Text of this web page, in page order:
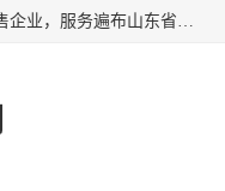
聊城市开发区正堂金属制品有限公司是一家专业的五金配件、钢管、法兰盘、冲压异型件加工等生成销售企业，服务遍布山东省聊城、济南、青岛、淄博、枣庄、东营烟台等地区，经营包括冲压法兰毛坯，冲压异型(形)件加工，热扩法兰毛坯，锻打法兰盘毛坯，法兰加强圈，环形锻件加工，版辊堵头毛坯，哑铃配重件等产品的生产和销售，业务上精益求精，生产产品精度高，配件标准赢得业内企业及其它组织与公民的一致好评。